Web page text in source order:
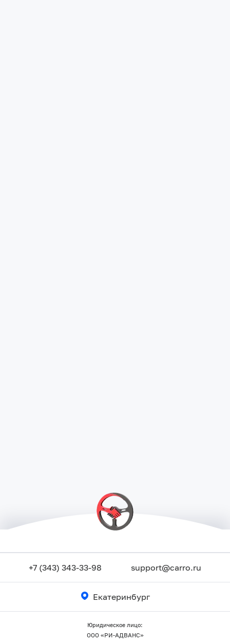
+7 (343) 343-33-98 support@carro.ru
Екатеринбург
Юридическое лицо:
ООО «РИ-АДВАНС»